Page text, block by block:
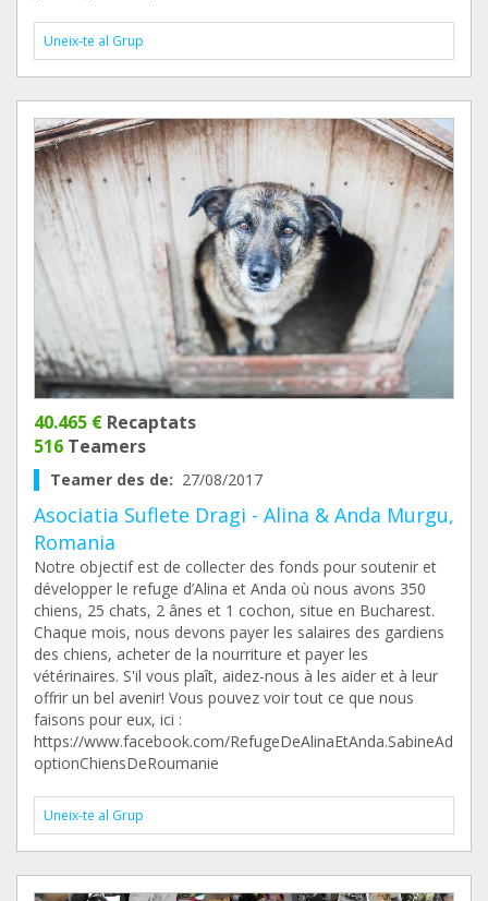
Uneix-te al Grup
40.465 € Recaptats
516 Teamers
Teamer des de: 27/08/2017
Asociatia Suflete Dragi - Alina & Anda Murgu,
Romania
Notre objectif est de collecter des fonds pour soutenir et
développer le refuge d’Alina et Anda où nous avons 350
chiens, 25 chats, 2 ânes et 1 cochon, situe en Bucharest.
Chaque mois, nous devons payer les salaires des gardiens
des chiens, acheter de la nourriture et payer les
vétérinaires. S'il vous plaît, aidez-nous à les aider et à leur
offrir un bel avenir! Vous pouvez voir tout ce que nous
faisons pour eux, ici :
https://www.facebook.com/RefugeDeAlinaEtAnda.SabineAd
optionChiensDeRoumanie
Uneix-te al Grup